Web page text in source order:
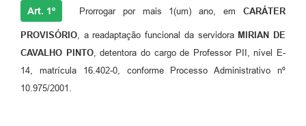
Art. 1º Prorrogar por mais 1(um) ano, em CARÁTER
PROVISÓRIO, a readaptação funcional da servidora MIRIAN DE
CAVALHO PINTO, detentora do cargo de Professor PII, nível E-
14, matrícula 16.402-0, conforme Processo Administrativo nº
10.975/2001.